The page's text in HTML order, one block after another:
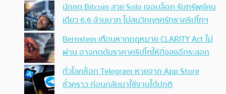
นักขุด Bitcoin สาย Solo เจอบล็อก รับทรัพย์คน
เดียว 6.6 ล้านบาท ไม่สนวิกฤตศรัทธาคริปโทฯ
Bernstein เตือนหากกฎหมาย CLARITY Act ไม่
ผ่าน อาจกดดันราคาคริปโตให้ดิ่งลงอีกระลอก
ทั่วโลกช็อก Telegram หายจาก App Store
ชั่วคราว ก่อนกลับมาใช้งานได้ปกติ